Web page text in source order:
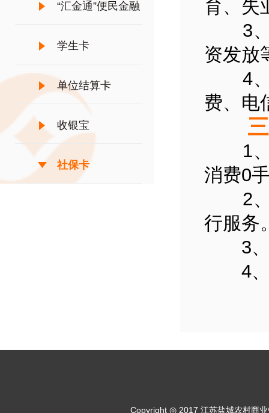
“汇金通”便民金融
服务
学生卡
单位结算卡
收银宝
社保卡
育、失
3、
资发放
4、
费、电
三
1、
消费0
2、
行服务
3、
4、
Copyright ◎ 2017 江苏盐城农村商